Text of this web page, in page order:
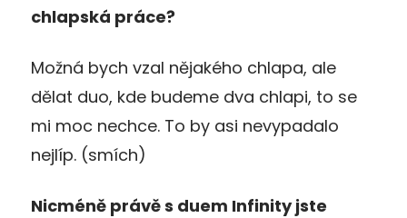
chlapská práce?
Možná bych vzal nějakého chlapa, ale
dělat duo, kde budeme dva chlapi, to se
mi moc nechce. To by asi nevypadalo
nejlíp. (smích)
Nicméně právě s duem Infinity jste